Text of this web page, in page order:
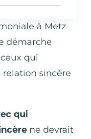
à Metz
démarche
qui
sincère
qui
ne devrait